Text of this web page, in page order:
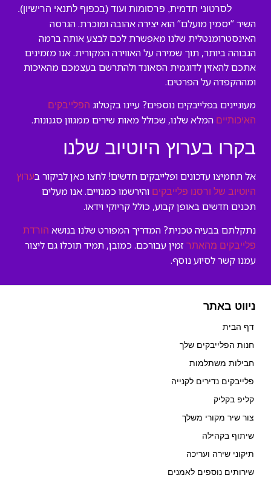
לסרטוני תדמית, פרסומות ועוד (בכפוף לתנאי הרישיון).
השיר “יסמין מועלם” הוא יצירה אהובה ומוכרת. הגרסה
האינסטרומנטלית שלנו מאפשרת לכם לבצע אותה ברמה
הגבוהה ביותר, תוך שמירה על האווירה המקורית. אנו מזמינים
אתכם להאזין לדוגמית הסאונד ולהתרשם בעצמכם מהאיכות
ומההקפדה על הפרטים.
מעוניינים בפלייבקים נוספים? עיינו בקטלוג הפלייבקים
האיכותיים המלא שלנו, שכולל מאות שירים ממגוון סגנונות.
בקרו בערוץ היוטיוב שלנו
אל תחמיצו עדכונים ופלייבקים חדשים! לחצו כאן לביקור בערוץ
היוטיוב של ורסנו פלייבקים והירשמו כמנויים. אנו מעלים
תכנים חדשים באופן קבוע, כולל קריוקי וידאו.
נתקלתם בבעיה טכנית? המדריך המפורט שלנו בנושא הורדת
פלייבקים מהאתר זמין עבורכם. כמובן, תמיד תוכלו גם ליצור
עמנו קשר לסיוע נוסף.
ניווט באתר
דף הבית
חנות הפלייבקים שלך
חבילות משתלמות
פלייבקים נדירים לקנייה
קליפ בקליק
צור שיר מקורי משלך
שיתוף בקהילה
תיקוני שירה ועריכה
שירותים נוספים לאמנים